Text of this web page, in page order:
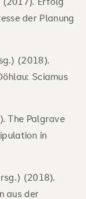
der Planung
(2018).
Sciamus
The Palgrave
in
(2018).
aus der